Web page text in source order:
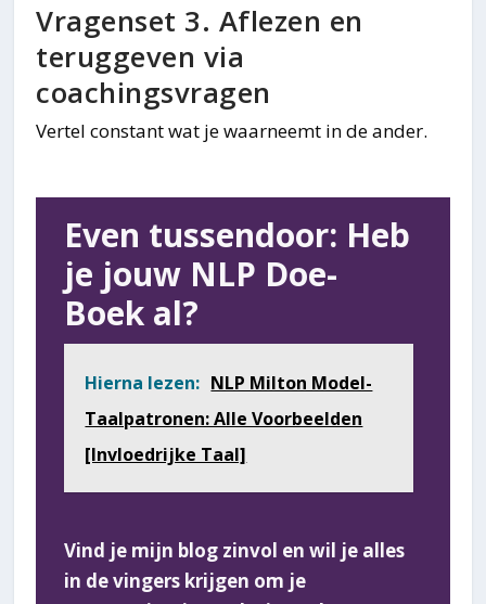
Vragenset 3. Aflezen en
teruggeven via
coachingsvragen
Vertel constant wat je waarneemt in de ander.
Even tussendoor: Heb
je jouw NLP Doe-
Boek al?
Hierna lezen: NLP Milton Model-
Taalpatronen: Alle Voorbeelden
[Invloedrijke Taal]
Vind je mijn blog zinvol en wil je alles
in de vingers krijgen om je